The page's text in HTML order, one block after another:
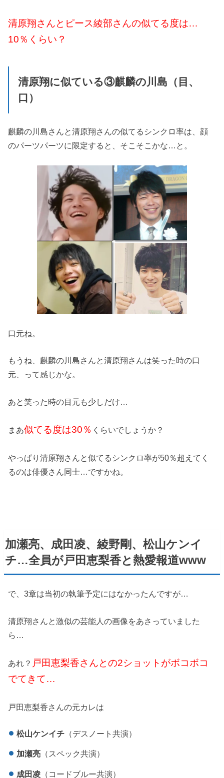
清原翔さんとピース綾部さんの似てる度は…
10％くらい？
清原翔に似ている③麒麟の川島（目、
口）
麒麟の川島さんと清原翔さんの似てるシンクロ率は、顔
のパーツパーツに限定すると、そこそこかな…と。
口元ね。
もうね、麒麟の川島さんと清原翔さんは笑った時の口
元、って感じかな。
あと笑った時の目元も少しだけ…
まあ似てる度は30％ くらいでしょうか？
やっぱり清原翔さんと似てるシンクロ率が50％超えてく
るのは俳優さん同士…ですかね。
加瀬亮、成田凌、綾野剛、松山ケンイ
チ…全員が戸田恵梨香と熱愛報道www
で、3章は当初の執筆予定にはなかったんですが…
清原翔さんと激似の芸能人の画像をあさっていました
ら…
あれ？ 戸田恵梨香さんとの2ショットがボコボコ
でてきて…
戸田恵梨香さんの元カレは
松山ケンイチ（デスノート共演）
加瀬亮（スペック共演）
成田凌（コードブルー共演）